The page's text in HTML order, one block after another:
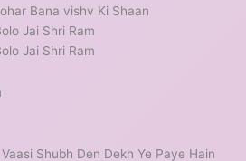
Bana vishv Ki Shaan
Jai Shri Ram
Jai Shri Ram
Shubh Den Dekh Ye Paye Hain